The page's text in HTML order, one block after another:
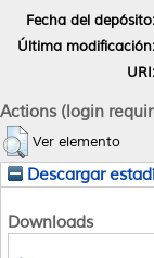
Fecha del depósito:
Última modificación:
URI:
Actions (login
Ver elemento
Descargar
Downloads